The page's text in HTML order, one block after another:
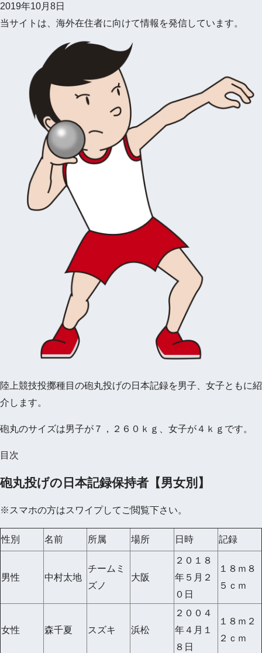
2019年10月8日
当サイトは、海外在住者に向けて情報を発信しています。
陸上競技投擲種目の砲丸投げの日本記録を男子、女子ともに紹
介します。
砲丸のサイズは男子が７，２６０ｋｇ、女子が４ｋｇです。
目次
砲丸投げの日本記録保持者【男女別】
※スマホの方はスワイプしてご閲覧下さい。
性別 名前 所属 場所 日時 記録
男性 中村太地
チームミ
ズノ
大阪
２０１８
年５月２
０日
１８ｍ８
５ｃｍ
女性 森千夏 スズキ 浜松
２００４
年４月１
８日
１８ｍ２
２ｃｍ